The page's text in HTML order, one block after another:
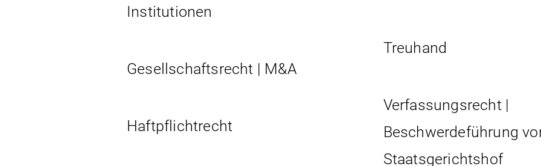
Institutionen
Gesellschaftsrecht | M&A
Haftpflichtrecht
Treuhand
Verfassungsrecht |
Beschwerdeführung
Staatsgerichtshof